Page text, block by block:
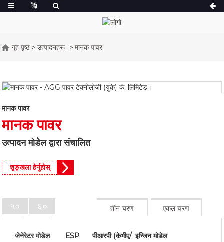
गृह पृष्ठ उत्पादनहरू मानक पावर
मानक पावर
मानक पावर
उत्पादन मोडेल द्वारा संचालित
शृङ्खला हेर्नुहोस्
५०
हर्ट्ज
६०
हर्ट्ज
एकल चरण
तीन चरण
जेनेरेटर मोडेल
ESP
पीआरपी (केभीए/ इन्जिन मोडेल
CU शृङ्खला ३३-३०० kVA
के सेरिस ७-४९ केभीए
CU शृङ्खला २७५-